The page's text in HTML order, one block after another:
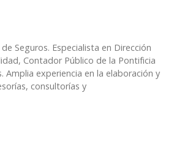
Seguros. Especialista en Dirección
Contador Público de la Pontificia
Amplia experiencia en la elaboración y
consultorías y